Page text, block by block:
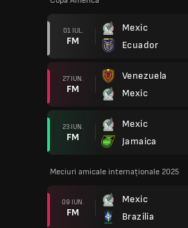
01 IUL.
FM
Mexic
Ecuador
27 IUN.
FM
Venezuela
Mexic
23 IUN.
FM
Mexic
Jamaica
Meciuri amicale internaționale 2025
09 IUN.
FM
Mexic
Brazilia